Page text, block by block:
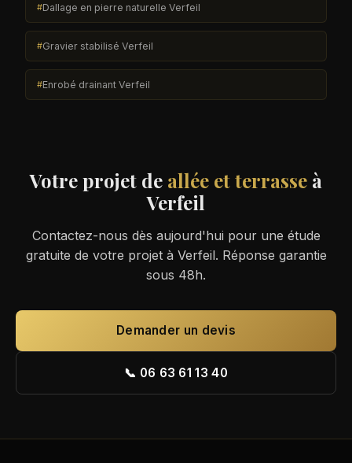
Dallage en pierre naturelle Verfeil
Gravier stabilisé Verfeil
Enrobé drainant Verfeil
Votre projet de allée et terrasse à
Verfeil
Contactez-nous dès aujourd'hui pour une étude
gratuite de votre projet à Verfeil. Réponse garantie
sous 48h.
Demander un devis
📞 06 63 61 13 40